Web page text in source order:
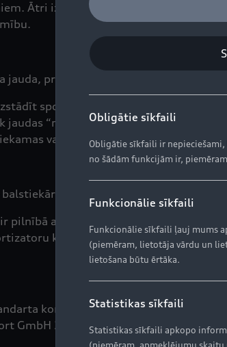
Ātri izbraucot līkumus, riteņu
precīzāka vadāmība, labāka
sporta diferenciāli, kas aktīvi
jaudas “nosūta” aizmugurējiem
vadāmības iespēju. Sporta
pilnībā aprīkota, lai spētu pārvaldīt
kontroli pazemina virsbūvi par
komplektācijā aprīkots ar 20
GmbH 21 collu diskus. Priekšējā
Obligātie sīkfaili
Obligātie sīkfaili ir
no šādām funkcijām ir,
Funkcionālie sīkfaili
Funkcionālie sīkfaili ļauj mums
(piemēram, lietotāja vārdu un
lietošana būtu ērtāka.
Statistikas sīkfaili
Statistikas sīkfaili apkopo